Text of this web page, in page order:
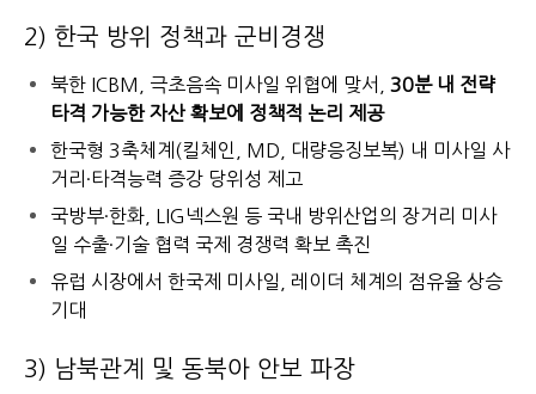
2) 한국 방위 정책과 군비경쟁
북한 ICBM, 극초음속 미사일 위협에 맞서, 30분 내 전략
타격 가능한 자산 확보에 정책적 논리 제공
한국형 3축체계(킬체인, MD, 대량응징보복) 내 미사일 사
거리·타격능력 증강 당위성 제고
국방부·한화, LIG넥스원 등 국내 방위산업의 장거리 미사
일 수출·기술 협력 국제 경쟁력 확보 촉진
유럽 시장에서 한국제 미사일, 레이더 체계의 점유율 상승
기대
3) 남북관계 및 동북아 안보 파장